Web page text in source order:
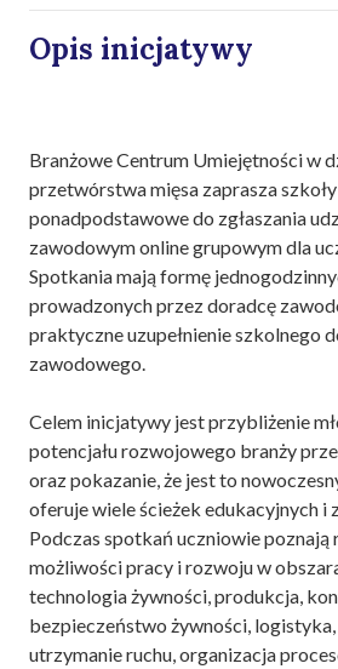
Opis inicjatywy
Branżowe Centrum Umiejętności w
przetwórstwa mięsa zaprasza
ponadpodstawowe do zgłaszania
zawodowym online grupowym dla
Spotkania mają formę
prowadzonych przez doradcę
praktyczne uzupełnienie szkolnego
zawodowego.
Celem inicjatywy jest przybliżenie
potencjału rozwojowego branży
oraz pokazanie, że jest to
oferuje wiele ścieżek edukacyjnych i
Podczas spotkań uczniowie poznają
możliwości pracy i rozwoju w
technologia żywności, produkcja,
bezpieczeństwo żywności,
utrzymanie ruchu, organizacja